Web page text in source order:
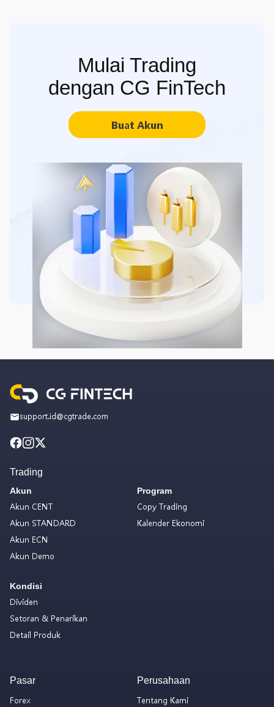
Mulai Trading
dengan CG FinTech
Buat Akun
support.id@cgtrade.com
Trading
Akun
Akun CENT
Akun STANDARD
Akun ECN
Akun Demo
Kondisi
Dividen
Setoran & Penarikan
Detail Produk
Program
Copy Trading
Kalender Ekonomi
Pasar
Forex
Perusahaan
Tentang Kami